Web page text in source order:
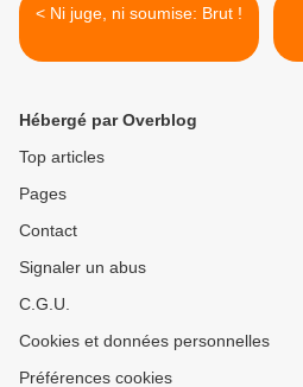
< Ni juge, ni soumise: Brut !
Hébergé par Overblog
Top articles
Pages
Contact
Signaler un abus
C.G.U.
Cookies et données personnelles
Préférences cookies